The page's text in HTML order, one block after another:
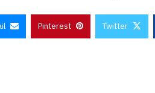
Twitter
Pinterest